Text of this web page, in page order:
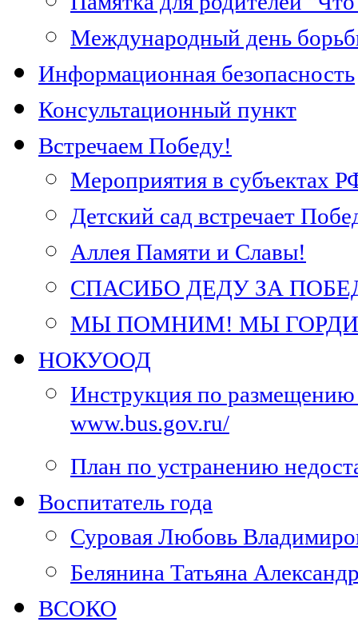
Международный день
Информационная безопасность
Консультационный пункт
Встречаем Победу!
Мероприятия в субъектах
Детский сад встречает
Аллея Памяти и Славы!
СПАСИБО ДЕДУ ЗА
МЫ ПОМНИМ! МЫ
НОКУООД
Инструкция по размещению
www.bus.gov.ru/
План по устранению
Воспитатель года
Суровая Любовь
Белянина Татьяна
ВСОКО